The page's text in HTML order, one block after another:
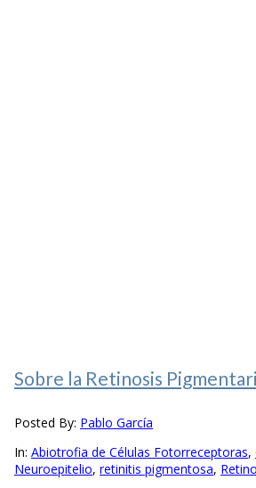
Sobre la Retinosis
Posted By: Pablo García
In: Abiotrofia de Células Fotorreceptoras,
Neuroepitelio, retinitis pigmentosa,